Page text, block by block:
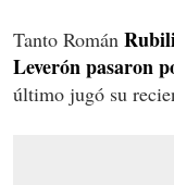
Tanto Román
Leverón pasaron
último jugó su